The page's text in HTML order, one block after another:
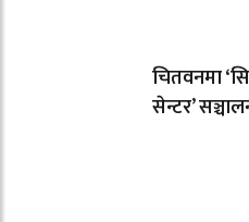
चितवनमा
सेन्टर’